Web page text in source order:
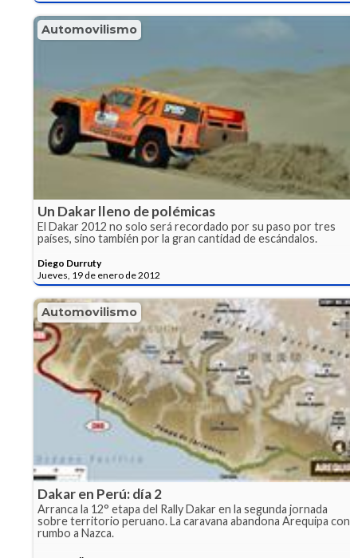
Automovilismo
Un Dakar lleno de polémicas
El Dakar 2012 no solo será recordado por su paso por tres
países, sino también por la gran cantidad de escándalos.
Diego Durruty
Jueves, 19 de enero de 2012
Automovilismo
Dakar en Perú: día 2
Arranca la 12° etapa del Rally Dakar en la segunda jornada
sobre territorio peruano. La caravana abandona Arequipa con
rumbo a Nazca.